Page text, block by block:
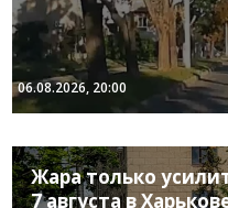
06.08.2026, 20:00
Жара только
7 августа в